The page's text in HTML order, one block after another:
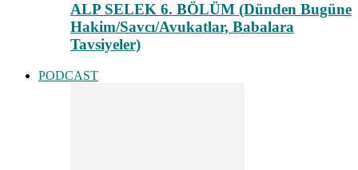
ALP SELEK 6. BÖLÜM (Dünden Bugüne
Hakim/Savcı/Avukatlar, Babalara
Tavsiyeler)
PODCAST